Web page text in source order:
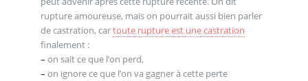
rupture amoureuse, mais on pourrait aussi bien parler
de castration, cartoute rupture est une castration
finalement :
– on sait ce que l’on perd,
– on ignore ce que l’on va gagner à cette perte